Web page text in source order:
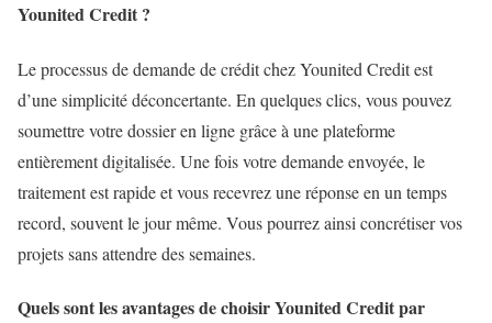
Younited Credit ?
Le processus de demande de crédit chez Younited Credit est
d’une simplicité déconcertante. En quelques clics, vous pouvez
soumettre votre dossier en ligne grâce à une plateforme
entièrement digitalisée. Une fois votre demande envoyée, le
traitement est rapide et vous recevrez une réponse en un temps
record, souvent le jour même. Vous pourrez ainsi concrétiser vos
projets sans attendre des semaines.
Quels sont les avantages de choisir Younited Credit par